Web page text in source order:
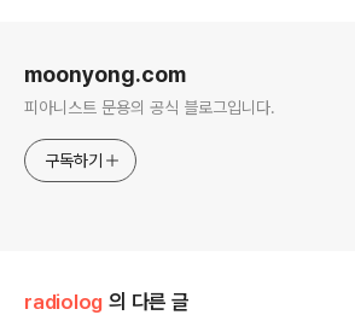
moonyong.com
피아니스트 문용의 공식 블로그입니다.
구독하기
radiolog 의 다른 글